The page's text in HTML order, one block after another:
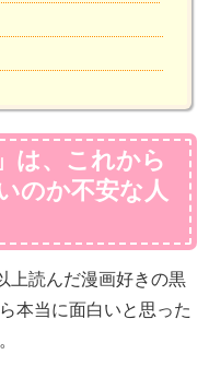
は、これから
のか不安な人
上読んだ漫画好きの黒
本当に面白いと思った